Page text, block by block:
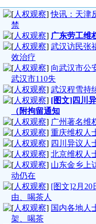
[人权观察]快讯：天津
禁
[人权观察] 广东劳工维
[人权观察] 武汉访民张
效治疗
[人权观察] 向武汉市公
武汉市110失
[人权观察] 武汉程雪持
[人权观察] [图文]四川
（附拘留通知
[人权观察] 广州著名维
[人权观察] 重庆维权人
[人权观察] 四川异议人
[人权观察] 北京维权人
[人权观察] 山东金乡上
动仍在
[人权观察] [图文]2月20
由、喝茶人
[人权观察] 国内各地人
架、喝茶